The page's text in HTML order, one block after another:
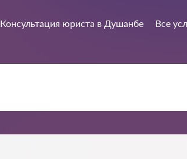
Консультация юриста в Душанбе Все